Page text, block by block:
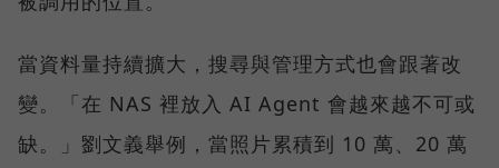
當資料量持續擴大，搜尋與管理方式也會跟著改
變。「在 NAS 裡放入 AI Agent 會越來越不可或
缺。」劉文義舉例，當照片累積到 10 萬、20 萬